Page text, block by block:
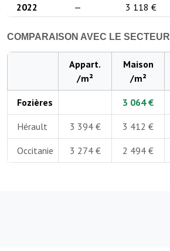
2022 — 3 118 €
COMPARAISON AVEC LE SECTEUR
Appart.
/m²
Maison
/m²
Fozières 3 064 €
Hérault 3 394 € 3 412 €
Occitanie 3 274 € 2 494 €